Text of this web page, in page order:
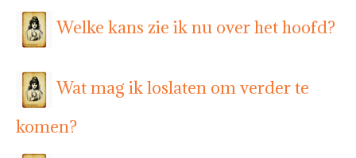
Welke kans zie ik nu over het hoofd?
Wat mag ik loslaten om verder te
komen?